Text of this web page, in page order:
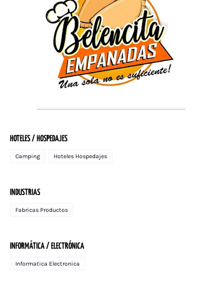
HOTELES / HOSPEDAJES
Camping Hoteles Hospedajes
INDUSTRIAS
Fabricas Productos
INFORMÁTICA / ELECTRÓNICA
Informatica Electronica